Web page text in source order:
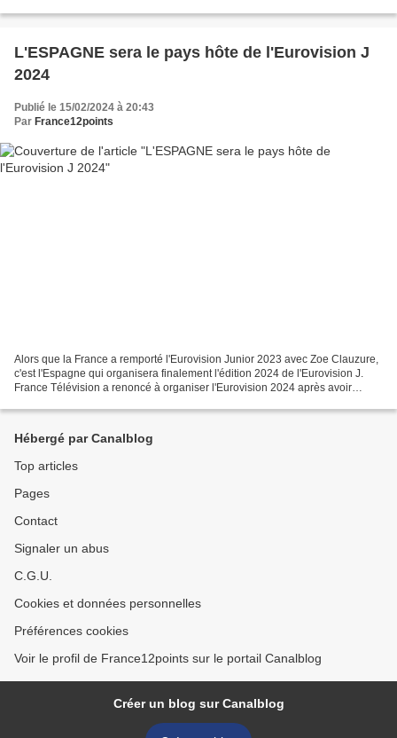
L'ESPAGNE sera le pays hôte de l'Eurovision J
2024
Publié le 15/02/2024 à 20:43
Par France12points
Alors que la France a remporté l'Eurovision Junior 2023 avec Zoe Clauzure,
c'est l'Espagne qui organisera finalement l'édition 2024 de l'Eurovision J.
France Télévision a renoncé à organiser l'Eurovision 2024 après avoir
Hébergé par Canalblog
Top articles
Pages
Contact
Signaler un abus
C.G.U.
Cookies et données personnelles
Préférences cookies
Voir le profil de France12points sur le portail Canalblog
Créer un blog sur Canalblog